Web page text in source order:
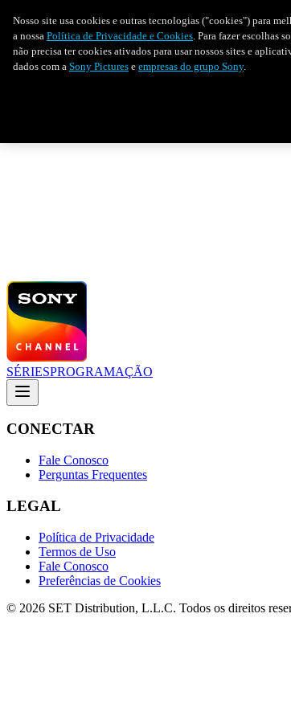
SÉRIESPROGRAMAÇÃO
CONECTAR
Fale Conosco
Perguntas Frequentes
LEGAL
Política de Privacidade
Termos de Uso
Fale Conosco
Preferências de Cookies
© 2026 SET Distribution, L.L.C. Todos os direitos
Nosso site usa cookies e outras tecnologias ("cookies") para
a nossa Política de Privacidade e Cookies. Para fazer escolhas
não precisa ter cookies ativados para usar nossos sites e
dados com a Sony Pictures e empresas do grupo Sony.